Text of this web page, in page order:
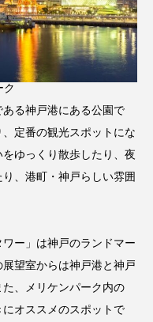
ク
る神戸港にある公園で
定番の観光スポットにな
ゆっくり散歩したり、夜
、港町・神戸らしい雰囲
ー」は神戸のランドマー
望室からは神戸港と神戸
、メリケンパーク内の
にオススメのスポットで